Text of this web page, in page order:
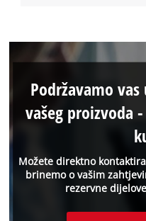
Možete direktno
brinemo o vašim
rezervne
Podržavamo
vašeg proizvoda